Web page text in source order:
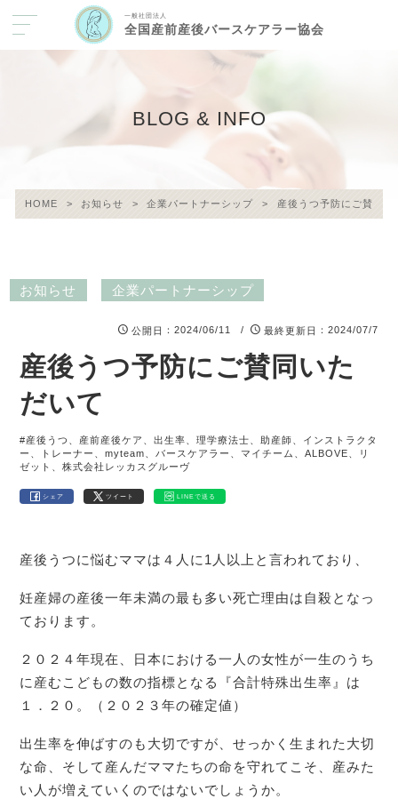
一般社団法人
全国産前産後バースケアラー協会
BLOG & INFO
HOME > お知らせ > 企業パートナーシップ > 産後うつ予防にご賛同い
お知らせ 企業パートナーシップ
公開日 ：2024/06/11 / 最終更新日 ：2024/07/7
産後うつ予防にご賛同いた
だいて
#産後うつ、産前産後ケア、出生率、理学療法士、助産師、インストラクタ
ー、トレーナー、myteam、バースケアラー、マイチーム、ALBOVE、リ
ゼット、株式会社レッカスグルーヴ
シェア ツイート LINEで送る
産後うつに悩むママは４人に1人以上と言われており、
妊産婦の産後一年未満の最も多い死亡理由は自殺となっ
ております。
２０２４年現在、日本における一人の女性が一生のうち
に産むこどもの数の指標となる『合計特殊出生率』は
１．２０。（２０２３年の確定値）
出生率を伸ばすのも大切ですが、せっかく生まれた大切
な命、そして産んだママたちの命を守れてこそ、産みた
い人が増えていくのではないでしょうか。